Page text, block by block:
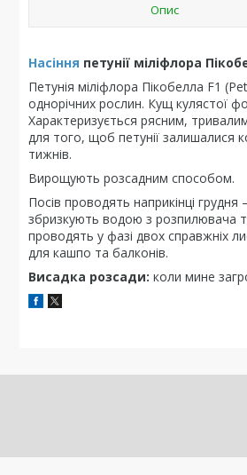
Опис
Насіння петунії міліфлора
Петунія міліфлора Пікобелла F1
однорічних рослин. Кущ кулястої
Характеризується рясним,
для того, щоб петунії залишалися
тижнів.
Вирощують розсадним способом.
Посів проводять наприкінці
збризкують водою з розпилювача
проводять у фазі двох справжніх
для кашпо та балконів.
Висадка розсади: коли мине